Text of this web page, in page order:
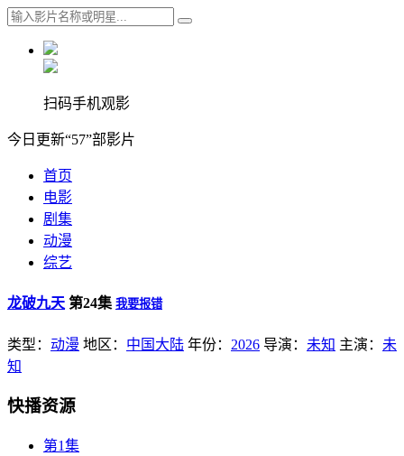
扫码手机观影
今日更新“57”部影片
首页
电影
剧集
动漫
综艺
龙破九天 第24集 我要报错
类型： 动漫 地区： 中国大陆 年份： 2026 导演： 未知 主演： 未
知
快播资源
第1集